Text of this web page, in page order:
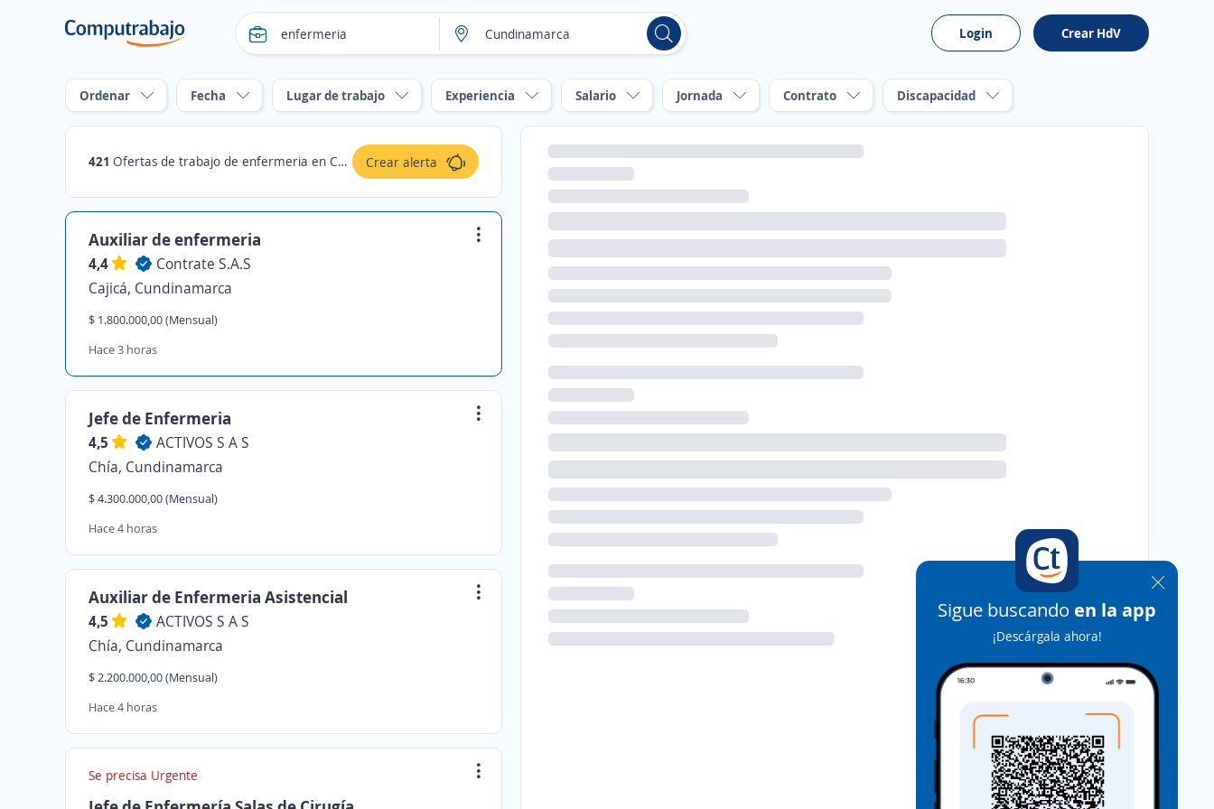
Login Crear HdV
Ordenar Fecha Lugar de trabajo Experiencia Salario Jornada Contrato Discapacidad
421 Ofertas de trabajo de enfermeria en Cundinamarca Crear alerta
Auxiliar de enfermeria
4,4
Contrate S.A.S
Cajicá, Cundinamarca
$ 1.800.000,00 (Mensual)
Hace 3 horas
Jefe de Enfermeria
4,5
ACTIVOS S A S
Chía, Cundinamarca
$ 4.300.000,00 (Mensual)
Hace 4 horas
Auxiliar de Enfermeria Asistencial
4,5
ACTIVOS S A S
Chía, Cundinamarca
$ 2.200.000,00 (Mensual)
Hace 4 horas
Se precisa Urgente
Sigue buscando en la app
¡Descárgala ahora!